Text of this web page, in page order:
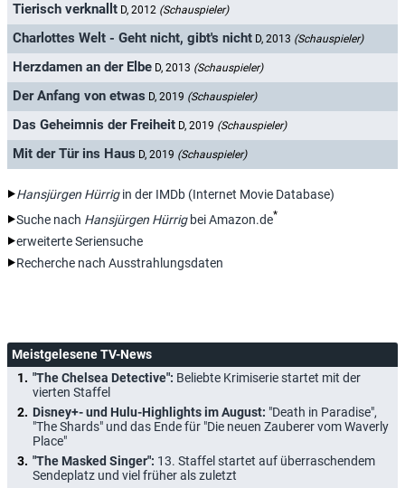
Tierisch verknallt D, 2012 (Schauspieler)
Charlottes Welt - Geht nicht, gibt's nicht D, 2013 (Schauspieler)
Herzdamen an der Elbe D, 2013 (Schauspieler)
Der Anfang von etwas D, 2019 (Schauspieler)
Das Geheimnis der Freiheit D, 2019 (Schauspieler)
Mit der Tür ins Haus D, 2019 (Schauspieler)
Hansjürgen Hürrigin der IMDb (Internet Movie Database)
Suche nach Hansjürgen Hürrigbei Amazon.de*
erweiterte Seriensuche
Recherche nach Ausstrahlungsdaten
Meistgelesene TV-News
"The Chelsea Detective": Beliebte Krimiserie startet mit der
vierten Staffel
Disney+- und Hulu-Highlights im August: "Death in Paradise",
"The Shards" und das Ende für "Die neuen Zauberer vom Waverly
Place"
"The Masked Singer": 13. Staffel startet auf überraschendem
Sendeplatz und viel früher als zuletzt